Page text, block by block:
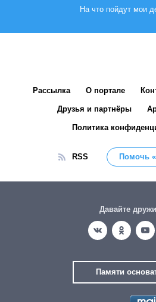
На что пойдут мои
Рассылка О портале
Друзья и партнёры
Политика
RSS Помочь
Давайте
Памяти